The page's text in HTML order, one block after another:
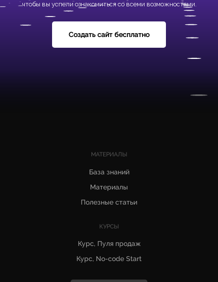
чтобы вы успели ознакомиться со всеми возможностями.
Создать сайт бесплатно
МАТЕРИАЛЫ
База знаний
Материалы
Полезные статьи
КУРСЫ
Курс, Пуля продаж
Курс, No-code Start